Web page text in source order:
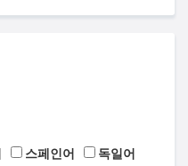
스페인어
독일어